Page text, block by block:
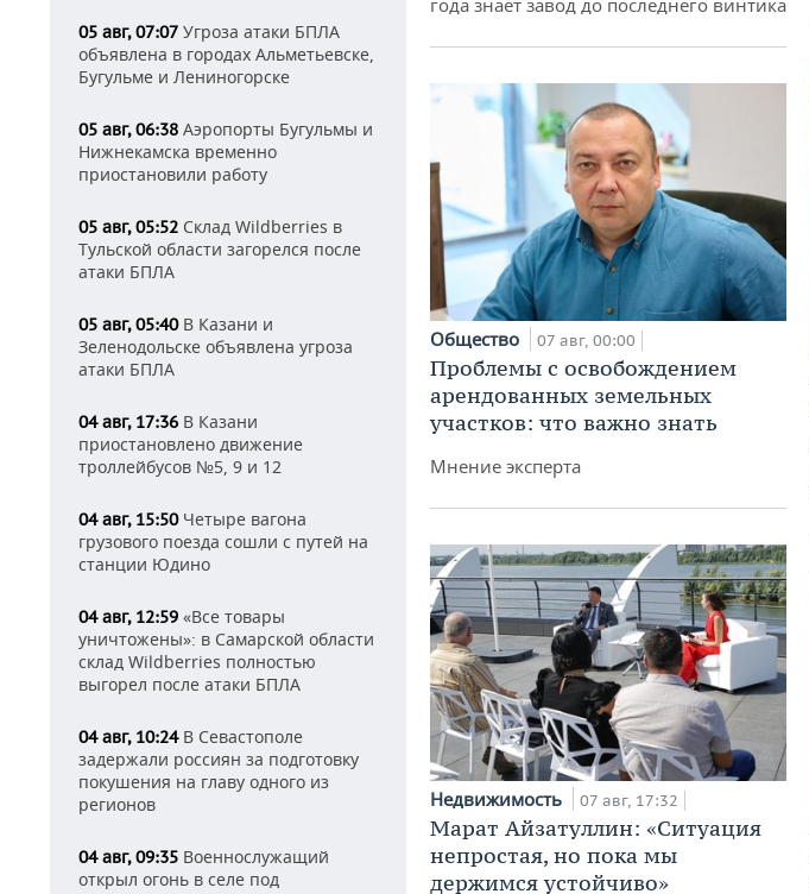
05 авг, 07:07 Угроза атаки БПЛА
объявлена в городах Альметьевске,
Бугульме и Лениногорске
05 авг, 06:38 Аэропорты Бугульмы и
Нижнекамска временно
приостановили работу
05 авг, 05:52 Склад Wildberries в
Тульской области загорелся после
атаки БПЛА
05 авг, 05:40В Казани и
Зеленодольске объявлена угроза
атаки БПЛА
04 авг, 17:36 В Казани
приостановлено движение
троллейбусов №5, 9 и 12
04 авг, 15:50Четыре вагона
грузового поезда сошли с путей на
станции Юдино
04 авг, 12:59 «Все товары
уничтожены»: в Самарской области
склад Wildberries полностью
выгорел после атаки БПЛА
04 авг, 10:24В Севастополе
задержали россиян за подготовку
покушения на главу одного из
регионов
04 авг, 09:35 Военнослужащий
открыл огонь в селе под
Общество 07 авг, 00:00
Проблемы с освобождением
арендованных земельных
участков: что важно знать
Мнение эксперта
Недвижимость 07 авг, 17:32
Марат Айзатуллин: «Ситуация
непростая, но пока мы
держимся устойчиво»